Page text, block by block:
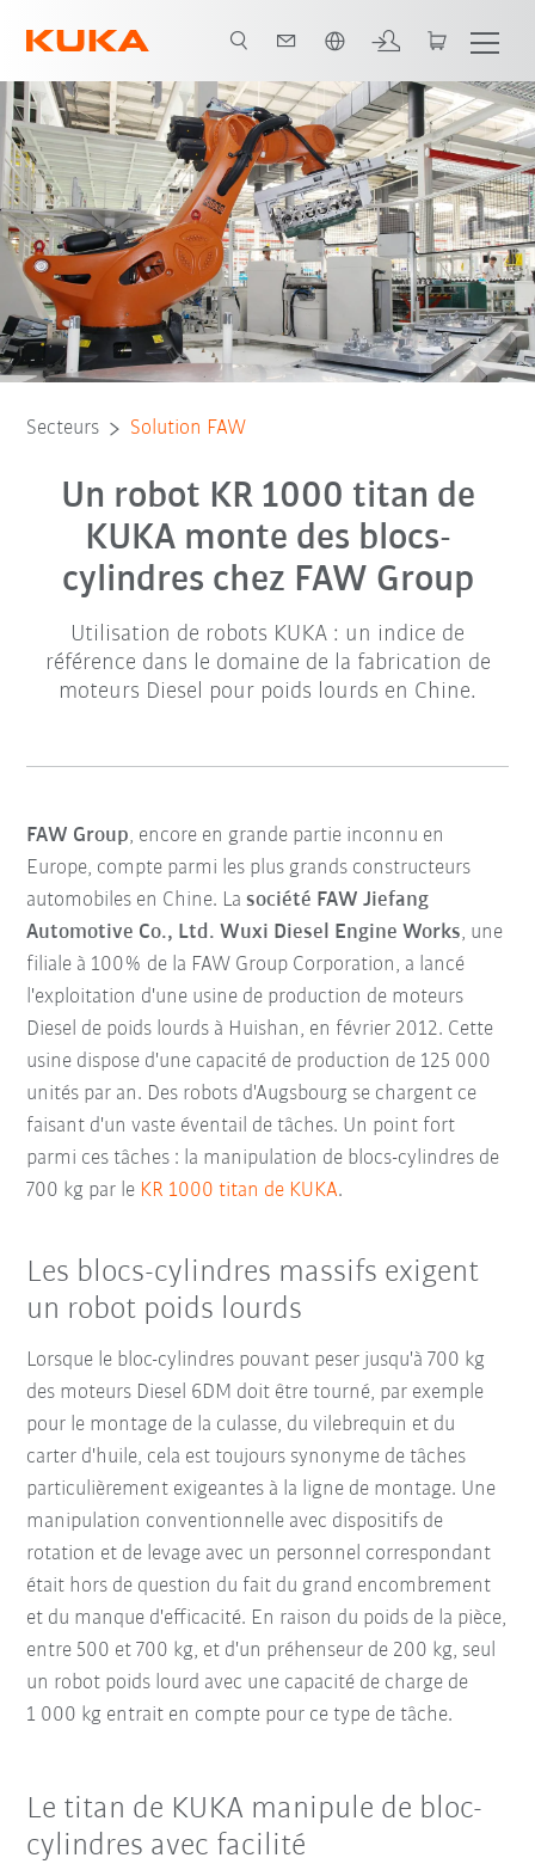
Tous les partenaires du système
Secteurs Solution FAW
Un robot KR 1000 titan de
KUKA monte des blocs-
cylindres chez FAW Group
Utilisation de robots KUKA : un indice de
référence dans le domaine de la fabrication de
moteurs Diesel pour poids lourds en Chine.
FAW Group, encore en grande partie inconnu en
Europe, compte parmi les plus grands constructeurs
automobiles en Chine. Lasociété FAW Jiefang
Automotive Co., Ltd. Wuxi Diesel Engine Works, une
filiale à 100% de la FAW Group Corporation, a lancé
l'exploitation d'une usine de production de moteurs
Diesel de poids lourds à Huishan, en février 2012. Cette
usine dispose d'une capacité de production de 125 000
unités par an. Des robots d'Augsbourg se chargent ce
faisant d'un vaste éventail de tâches. Un point fort
parmi ces tâches : la manipulation de blocs-cylindres de
700 kg par le KR 1000 titan de KUKA.
Les blocs-cylindres massifs exigent
un robot poids lourds
Lorsque le bloc-cylindres pouvant peser jusqu'à 700 kg
des moteurs Diesel 6DM doit être tourné, par exemple
pour le montage de la culasse, du vilebrequin et du
carter d'huile, cela est toujours synonyme de tâches
particulièrement exigeantes à la ligne de montage. Une
manipulation conventionnelle avec dispositifs de
rotation et de levage avec un personnel correspondant
était hors de question du fait du grand encombrement
et du manque d'efficacité. En raison du poids de la pièce,
entre 500 et 700 kg, et d'un préhenseur de 200 kg, seul
un robot poids lourd avec une capacité de charge de
1 000 kg entrait en compte pour ce type de tâche.
Le titan de KUKA manipule de bloc-
cylindres avec facilité